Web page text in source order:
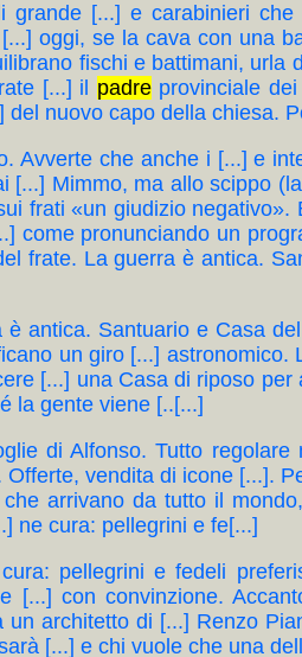
grande [...] e carabinieri
oggi, se la cava con una
fischi e battimani, urla
[...] il padreprovinciale dei
del nuovo capo della chiesa.
Avverte che anche i [...] e
[...] Mimmo, ma allo scippo
frati «un giudizio negativo».
come pronunciando un
frate. La guerra è antica.
è antica. Santuario e Casa
un giro [...] astronomico.
[...] una Casa di riposo
la gente viene [..[...]
di Alfonso. Tutto
Offerte, vendita di icone [...].
che arrivano da tutto il
ne cura: pellegrini e fe[...]
pellegrini e fedeli
[...] con convinzione.
un architetto di [...] Renzo
[...] e chi vuole che una